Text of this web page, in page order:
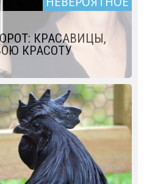
КРАСАВИЦЫ,
КРАСОТУ